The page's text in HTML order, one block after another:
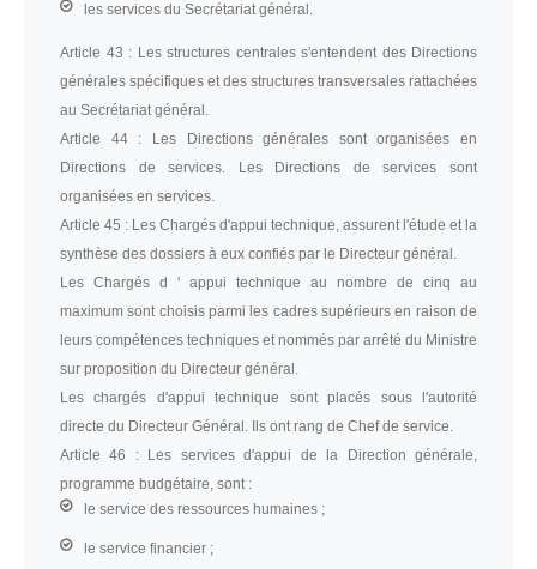
les services du Secrétariat général.
Article 43 : Les structures centrales s'entendent des Directions
générales spécifiques et des structures transversales rattachées
au Secrétariat général.
Article 44 : Les Directions générales sont organisées en
Directions de services. Les Directions de services sont
organisées en services.
Article 45 : Les Chargés d'appui technique, assurent l'étude et la
synthèse des dossiers à eux confiés par le Directeur général.
Les Chargés d ' appui technique au nombre de cinq au
maximum sont choisis parmi les cadres supérieurs en raison de
leurs compétences techniques et nommés par arrêté du Ministre
sur proposition du Directeur général.
Les chargés d'appui technique sont placés sous l'autorité
directe du Directeur Général. Ils ont rang de Chef de service.
Article 46 :Les services d'appui de la Direction générale,
programme budgétaire, sont :
le service des ressources humaines ;
le service financier ;